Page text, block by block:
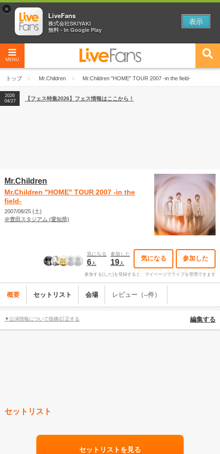
MENU
トップ Mr.Children Mr.Children "HOME" TOUR 2007 -in the field-
2026
04/27
2026
【ライブ動員ランキング】2026年上半期編発表！
2026
04/27
【フェス特集2026】フェス情報はここから！
Mr.Children
Mr.Children "HOME" TOUR 2007 -in the
field-
2007/08/25 (土)
＠豊田スタジアム (愛知県)
気になる
6人
参加した
19人
気になる 参加した
参加する(した)を登録すると、マイページでライブを管理できます
概要 セットリスト 会場 レビュー（--件）
▼公演情報について指摘/訂正する 編集する
セットリスト
セットリストを見る
×
LiveFans
株式会社SKIYAKI
無料 - In Google Play
表示